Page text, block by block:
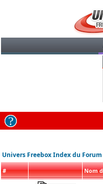
Univers Freebox Index du Forum
# Nom